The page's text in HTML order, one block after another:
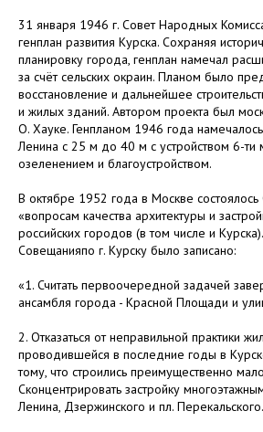
31 января 1946 г. Совет Народных
генплан развития Курска. Сохраняя
планировку города, генплан намечал
за счёт сельских окраин. Планом было
восстановление и дальнейшее
и жилых зданий. Автором проекта был
О. Хауке. Генпланом 1946 года
Ленина с 25 м до 40 м с устройством 6-ти
озеленением и благоустройством.
В октябре 1952 года в Москве
«вопросам качества архитектуры и
российских городов (в том числе и
Совещанияпо г. Курску было записано:
«1. Считать первоочередной задачей
ансамбля города - Красной Площади и
2. Отказаться от неправильной практики
проводившейся в последние годы в
тому, что строились преимущественно
Сконцентрировать застройку
Ленина, Дзержинского и пл.